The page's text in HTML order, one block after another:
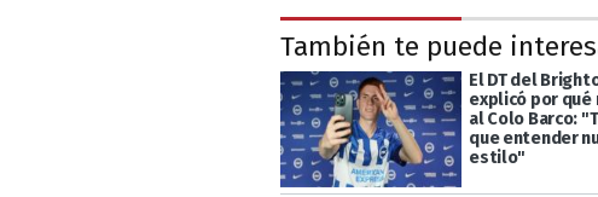
También te puede
El DT del
explicó por qué
al Colo Barco:
que entender
estilo"